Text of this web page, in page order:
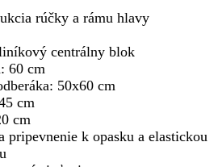
rúčky a rámu hlavy
centrálny blok
60 cm
50x60 cm
cm
cm
pripevnenie k opasku a elastickou